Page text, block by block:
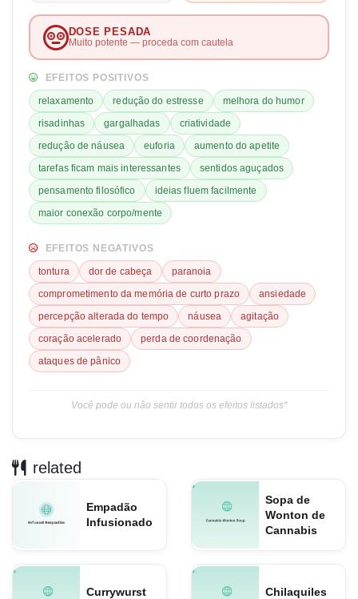
DOSE PESADA
Muito potente — proceda com cautela
EFEITOS POSITIVOS
relaxamento redução do estresse
melhora do humor
risadinhas
gargalhadas
criatividade
redução de náusea
euforia
aumento do apetite
tarefas ficam mais interessantes
sentidos aguçados
pensamento filosófico
ideias fluem facilmente
maior conexão corpo/mente
EFEITOS NEGATIVOS
tontura dor de cabeça
paranoia
comprometimento da memória de curto prazo
ansiedade
percepção alterada do tempo
náusea
agitação
coração acelerado
perda de coordenação
ataques de pânico
Você pode ou não sentir todos os efeitos listados*
related
Empadão
Infusionado
Sopa de
Wonton de
Cannabis
Currywurst
Chilaquiles